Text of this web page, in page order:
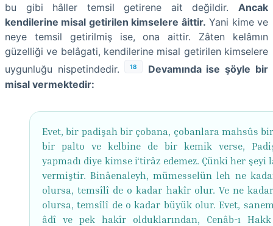
bu gibi hâller temsil getirene ait değildir. Ancak
kendilerine misal getirilen kimselere âittir. Yani kime ve
neye temsil getirilmiş ise, ona aittir. Zâten kelâmın
güzelliği ve belâgati, kendilerine misal getirilen kimselere
uygunluğu nispetindedir.
18
Devamında ise şöyle bir
misal vermektedir:
Evet, bir padişah bir çobana, çobanlara mahsûs
bir palto ve kelbine de bir kemik verse,
yapmadı diye kimse i‘tirâz edemez. Çünki her şeyi
vermiştir. Binâenaleyh, mümesselün leh ne
olursa, temsîlî de o kadar hakîr olur. Ve ne
olursa, temsîlî de o kadar büyük olur. Evet,
âdî ve pek hakîr olduklarından, Cenâb-ı